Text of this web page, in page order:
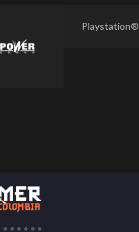
Playstation®